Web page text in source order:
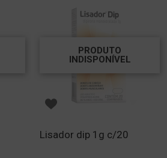
PRODUTO
INDISPONÍVEL
Lisador dip 1g c/20